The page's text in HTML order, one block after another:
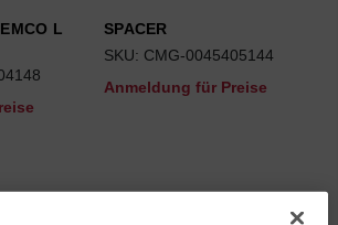
L
SPACER
SKU: CMG-0045405144
Anmeldung für Preise